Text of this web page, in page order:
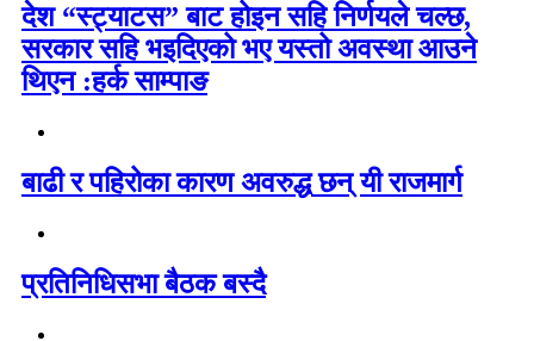
देश “स्ट्याटस” बाट होइन सहि निर्णयले चल्छ,
सरकार सहि भइदिएको भए यस्तो अवस्था आउने
थिएन :हर्क साम्पाङ
बाढी र पहिरोका कारण अवरुद्ध छन् यी राजमार्ग
प्रतिनिधिसभा बैठक बस्दै